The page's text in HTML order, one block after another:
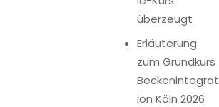
überzeugt
Erläuterung
zum Grundkurs
Beckenintegrat
ion Köln 2026